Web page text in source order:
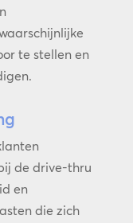
te stellen en
de drive-thru
en
die zich